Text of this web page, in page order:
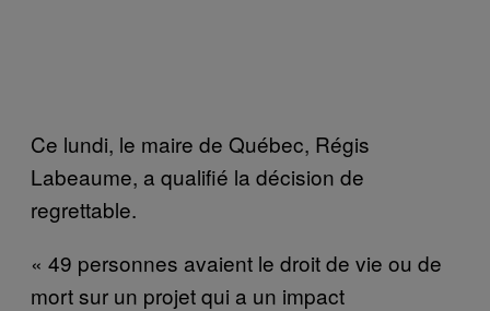
Ce lundi, le maire de Québec, Régis
Labeaume, a qualifié la décision de
regrettable.
« 49 personnes avaient le droit de vie ou de
mort sur un projet qui a un impact